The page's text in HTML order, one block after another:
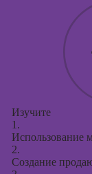
Изучите
1.
Использование
2.
Создание